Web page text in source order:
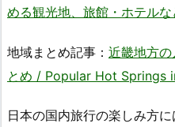
める観光地、旅館・ホテルな
地域まとめ記事： 近畿地方
とめ / Popular Hot Springs
日本の国内旅行の楽しみ方